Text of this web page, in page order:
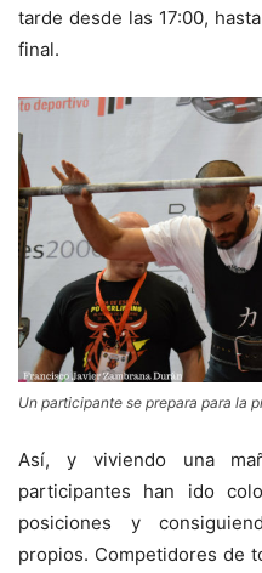
tarde desde las 17:00,
final.
Un participante se prepara para la
Así, y viviendo una
participantes han ido
posiciones y
propios. Competidores de